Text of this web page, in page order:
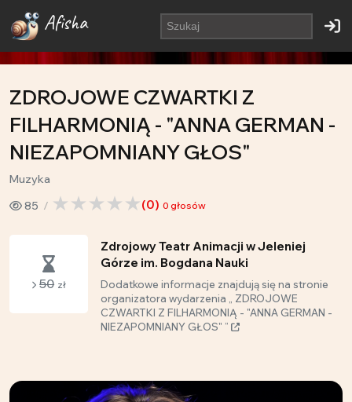
Afisha
ZDROJOWE CZWARTKI Z
FILHARMONIĄ - "ANNA GERMAN -
NIEZAPOMNIANY GŁOS"
Muzyka
85
(0) 0 głosów
50 zł
Zdrojowy Teatr Animacji w Jeleniej
Górze im. Bogdana Nauki
Dodatkowe informacje znajdują się na stronie
organizatora wydarzenia „ ZDROJOWE
CZWARTKI Z FILHARMONIĄ - "ANNA GERMAN -
NIEZAPOMNIANY GŁOS" ”